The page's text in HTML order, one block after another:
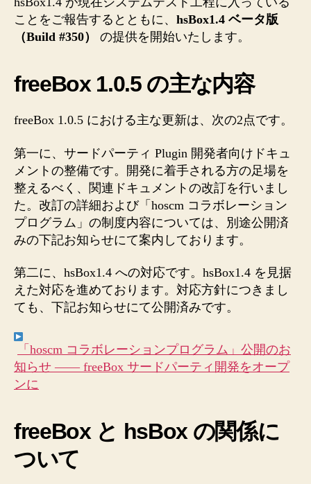
ことをご報告するとともに、 hsBox1.4 ベータ版
（Build #350）
の提供を開始いたします。
freeBox 1.0.5 の主な内容
freeBox 1.0.5 における主な更新は、次の2点です。
第一に、サードパーティ Plugin 開発者向けドキュ
メントの整備です。開発に着手される方の足場を
整えるべく、関連ドキュメントの改訂を行いまし
た。改訂の詳細および「hoscm コラボレーション
プログラム」の制度内容については、別途公開済
みの下記お知らせにて案内しております。
第二に、hsBox1.4 への対応です。hsBox1.4 を見据
えた対応を進めております。対応方針につきまし
ても、下記お知らせにて公開済みです。
「hoscm コラボレーションプログラム」公開のお
知らせ —— freeBox サードパーティ開発をオープ
ンに
freeBox と hsBox の関係に
ついて